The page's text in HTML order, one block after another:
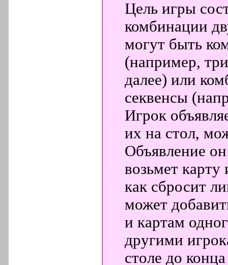
Цель игры
комбинации
могут быть
(например,
далее) или
секвенсы
Игрок
их на стол,
Объявление
возьмет
как сбросит
может
и картам
другими
столе до